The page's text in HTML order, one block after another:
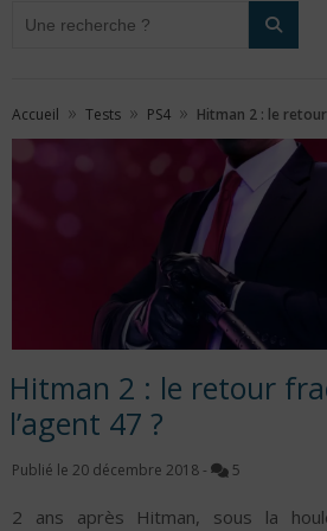
Accueil » Tests » PS4 » Hitman 2 : le
Hitman 2 : le retour
l’agent 47 ?
Publié le 20 décembre 2018 - 5
2 ans après Hitman, sous la